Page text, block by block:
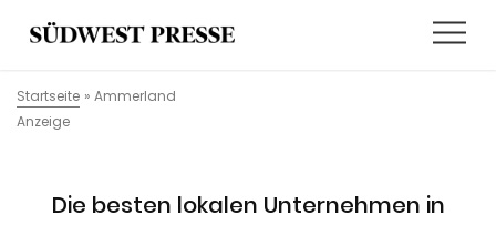
Startseite » Ammerland
Anzeige
Die besten lokalen Unternehmen in